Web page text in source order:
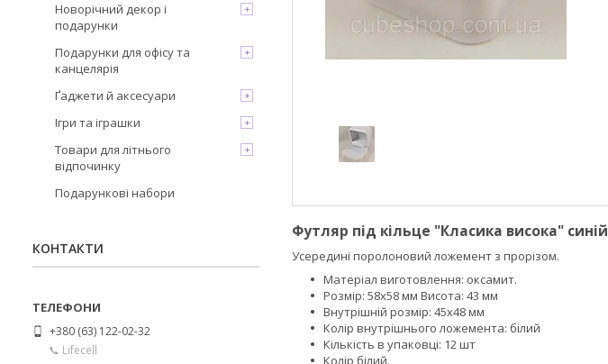
Футляр під кільце "Класика висока" синій
Усередині поролоновий ложемент з прорізом.
Матеріал виготовлення: оксамит.
Розмір: 58х58 мм Висота: 43 мм
Внутрішній розмір: 45х48 мм
Колір внутрішнього ложемента: білий
Кількість в упаковці: 12 шт
Колір білий.
Новорічний декор і
подарунки
Подарунки для офісу та
канцелярія
Ґаджети й аксесуари
Ігри та іграшки
Товари для літнього
відпочинку
Подарункові набори
КОНТАКТИ
+380 (63) 122-02-32
📞 Lifecell